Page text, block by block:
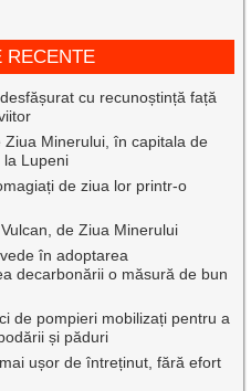
RECENTE
cu recunoștință față
Minerului, în capitala de
la Lupeni
de ziua lor printr-o
de Ziua Minerului
în adoptarea
decarbonării o măsură de bun
de pompieri mobilizați pentru a
și păduri
ușor de întreținut, fără efort